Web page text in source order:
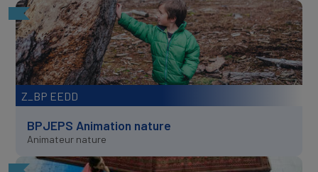
Z_BP EEDD
BPJEPS Animation nature
Animateur nature